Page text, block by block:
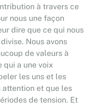
à travers ce
nous une façon
dire que ce qui nous
Nous avons
de valeurs à
qui a une voix
les uns et les
et que les
de tension. Et